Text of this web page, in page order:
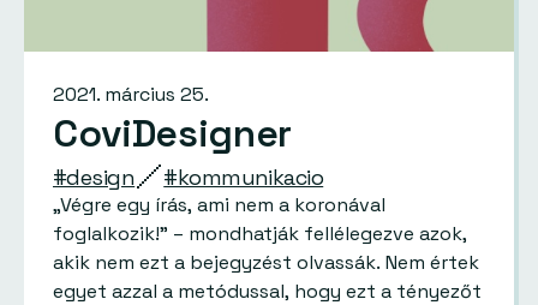
2021. március 25.
CoviDesigner
#design #kommunikacio
„Végre egy írás, ami nem a koronával
foglalkozik!” – mondhatják fellélegezve azok,
akik nem ezt a bejegyzést olvassák. Nem értek
egyet azzal a metódussal, hogy ezt a tényezőt